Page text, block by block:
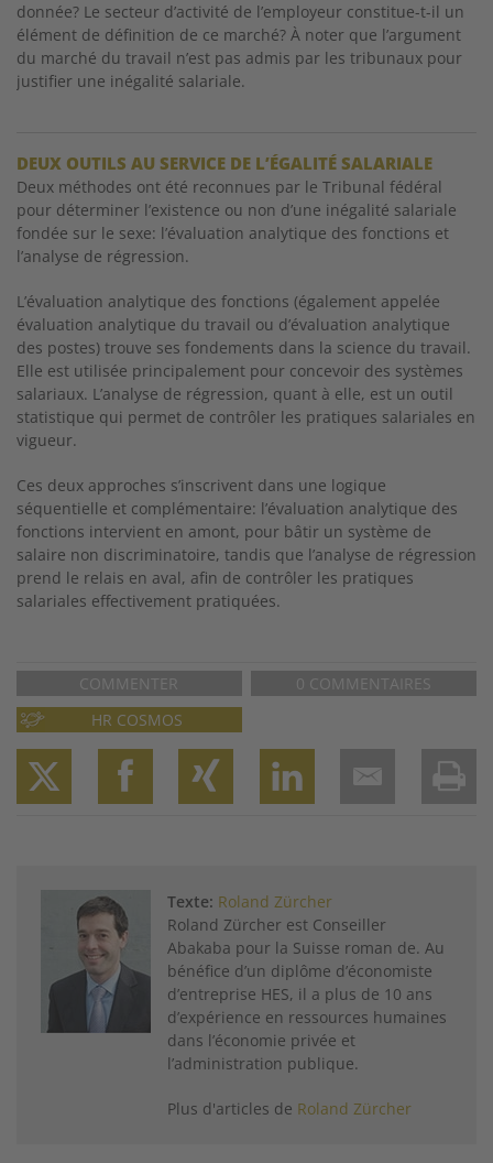
donnée? Le secteur d’activité de l’employeur constitue-t-il un
élément de définition de ce marché? À noter que l’argument
du marché du travail n’est pas admis par les tribunaux pour
justifier une inégalité salariale.
DEUX OUTILS AU SERVICE DE L’ÉGALITÉ SALARIALE
Deux méthodes ont été reconnues par le Tribunal fédéral
pour déterminer l’existence ou non d’une inégalité salariale
fondée sur le sexe: l’évaluation analytique des fonctions et
l’analyse de régression.
L’évaluation analytique des fonctions (également appelée
évaluation analytique du travail ou d’évaluation analytique
des postes) trouve ses fondements dans la science du travail.
Elle est utilisée principalement pour concevoir des systèmes
salariaux. L’analyse de régression, quant à elle, est un outil
statistique qui permet de contrôler les pratiques salariales en
vigueur.
Ces deux approches s’inscrivent dans une logique
séquentielle et complémentaire: l’évaluation analytique des
fonctions intervient en amont, pour bâtir un système de
salaire non discriminatoire, tandis que l’analyse de régression
prend le relais en aval, afin de contrôler les pratiques
salariales effectivement pratiquées.
COMMENTER
0 COMMENTAIRES
HR COSMOS
Texte: Roland Zürcher
Roland Zürcher est Conseiller
Abakaba pour la Suisse roman­ de. Au
bénéfice d’un diplôme d’économiste
d’entreprise HES, il a plus de 10 ans
d’ex­périence en ressour­ces humaines
dans l’économie privée et
l’administration publique.
Plus d'articles de Roland Zürcher